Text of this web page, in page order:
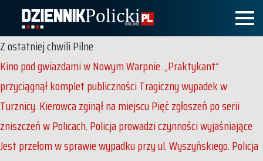
Z ostatniej chwiliPilne
Kino pod gwiazdami w Nowym Warpnie. „Praktykant”
przyciągnął komplet publicznościTragiczny wypadek w
Turznicy. Kierowca zginął na miejscuPięć zgłoszeń po serii
zniszczeń w Policach. Policja prowadzi czynności wyjaśniające
Jest przełom w sprawie wypadku przy ul. Wyszyńskiego. Policja